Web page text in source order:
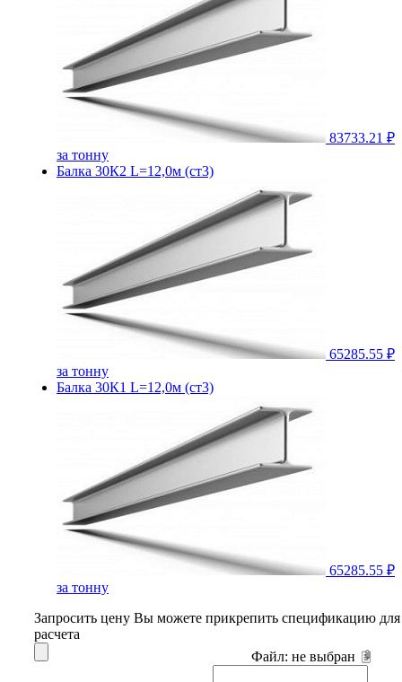
83733.21 ₽
за тонну
Балка 30К2 L=12,0м (ст3)
65285.55 ₽
за тонну
Балка 30К1 L=12,0м (ст3)
65285.55 ₽
за тонну
Запросить цену Вы можете прикрепить спецификацию для
расчета
Файл: не выбран